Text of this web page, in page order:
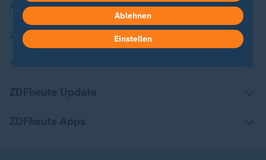
Aktuelle Sendungs-Videos
ZDFheute Stories
Ablehnen
Einstellen